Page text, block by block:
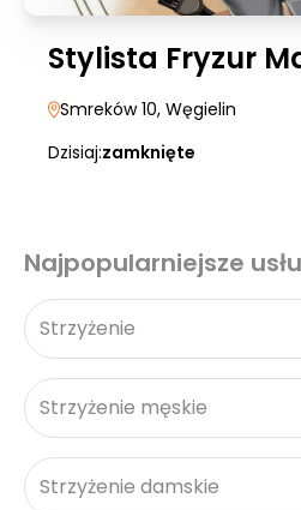
Stylista Fryzur
Smreków 10, Węgielin
Dzisiaj:zamknięte
Najpopularniejsze
Strzyżenie
Strzyżenie męskie
Strzyżenie damskie